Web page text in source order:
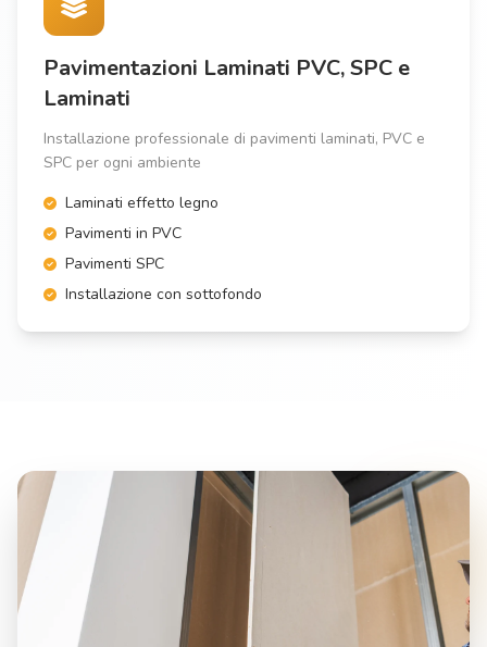
Pavimentazioni Laminati PVC, SPC e
Laminati
Installazione professionale di pavimenti laminati, PVC e
SPC per ogni ambiente
Laminati effetto legno
Pavimenti in PVC
Pavimenti SPC
Installazione con sottofondo